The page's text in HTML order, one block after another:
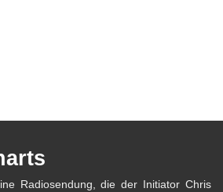
Radiosendung, die der Initiator Chris